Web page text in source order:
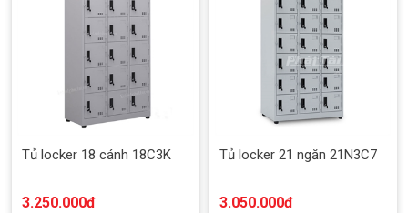
Tủ locker 18 cánh 18C3K
3.250.000đ
Tủ locker 21 ngăn 21N3C7
3.050.000đ